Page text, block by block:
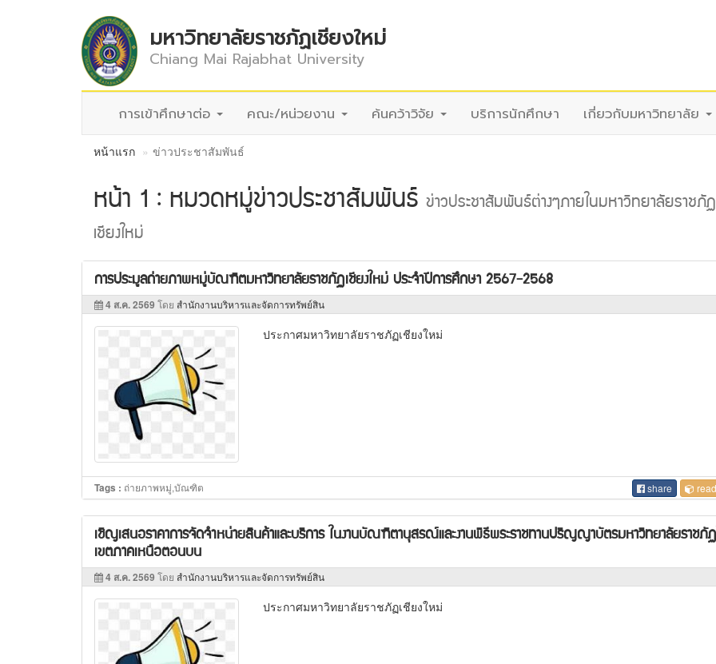
มหาวิทยาลัยราชภัฏเชียงใหม่
Chiang Mai Rajabhat University
การเข้าศึกษาต่อ คณะ/หน่วยงาน ค้นคว้าวิจัย บริการนักศึกษา เกี่ยวกับมหาวิทยาลัย
หน้าแรก ข่าวประชาสัมพันธ์
หน้า 1 : หมวดหมู่ข่าวประชาสัมพันธ์ ข่าวประชาสัมพันธ์ต่างๆภายในมหาวิทยาลัยราชภัฏ
เชียงใหม่
การประมูลถ่ายภาพหมู่บัณฑิตมหาวิทยาลัยราชภัฏเชียงใหม่ ประจำปีการศึกษา 2567-2568
4 ส.ค. 2569 โดย สำนักงานบริหารและจัดการทรัพย์สิน
ประกาศมหาวิทยาลัยราชภัฏเชียงใหม่
Tags : ถ่ายภาพหมู่,บัณฑิต share
เชิญเสนอราคาการจัดจำหน่ายสินค้าและบริการ ในงานบัณฑิตานุสรณ์และงานพิธีพระราชทานปริญญาบัตรมหาวิทยาลัยราชภั
เขตภาคเหนือตอนบน
4 ส.ค. 2569 โดย สำนักงานบริหารและจัดการทรัพย์สิน
ประกาศมหาวิทยาลัยราชภัฏเชียงใหม่